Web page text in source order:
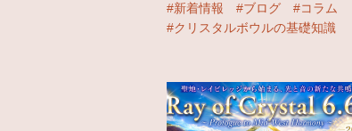
#新着情報
#ブログ
#コラム
#クリスタルボウルの基礎知識